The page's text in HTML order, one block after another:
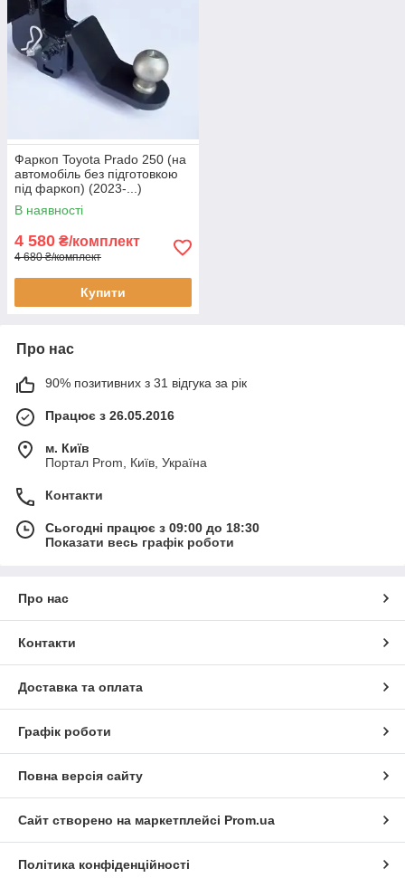
Фаркоп Toyota Prado 250 (на
автомобіль без підготовкою
під фаркоп) (2023-...)
В наявності
4 580 ₴/комплект
4 680 ₴/комплект
Купити
Про нас
90% позитивних з 31 відгука за рік
Працює з 26.05.2016
м. Київ
Портал Prom, Київ, Україна
Контакти
Сьогодні працює з 09:00 до 18:30
Показати весь графік роботи
Про нас
Контакти
Доставка та оплата
Графік роботи
Повна версія сайту
Сайт створено на маркетплейсі Prom.ua
Політика конфіденційності